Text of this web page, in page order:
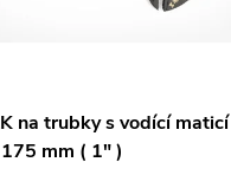
na trubky s vodící maticí
mm ( 1" )